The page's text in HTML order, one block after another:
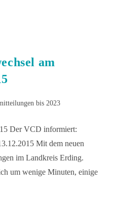
am
bis 2023
Der VCD informiert:
Mit dem neuen
im Landkreis Erding.
um wenige Minuten, einige